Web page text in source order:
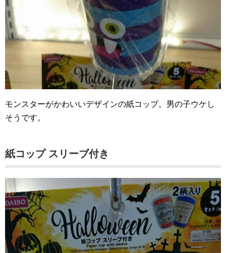
モンスターがかわいいデザインの紙コップ。男の子ウケし
そうです。
紙コップ スリーブ付き